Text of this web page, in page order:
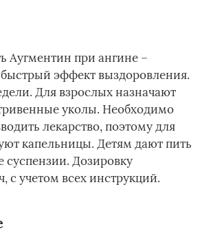
Аугментин при ангине –
быстрый эффект выздоровления.
Для взрослых назначают
уколы. Необходимо
лекарство, поэтому для
капельницы. Детям дают пить
суспензии. Дозировку
с учетом всех инструкций.